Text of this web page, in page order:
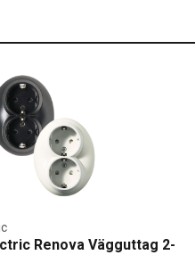
Renova Vägguttag 2-